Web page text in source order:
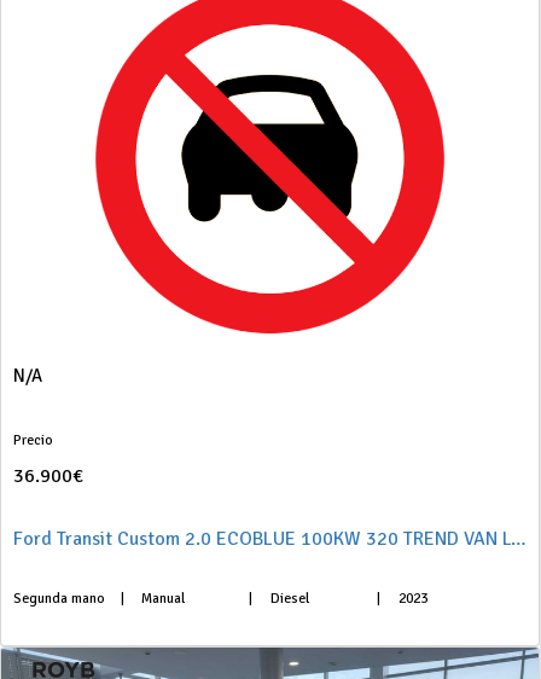
N/A
Precio
36.900€
Ford Transit Custom 2.0 ECOBLUE 100KW 320 TREND VAN LWB 136 4P
Segunda mano Manual Diesel 2023